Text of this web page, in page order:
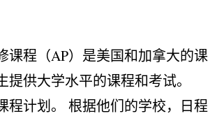
课程（AP）是美国和加拿大的课
提供大学水平的课程和考试。
程计划。 根据他们的学校，日程